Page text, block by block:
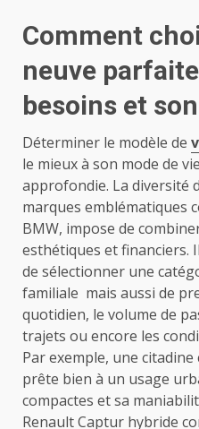
Comment
neuve
besoins et
Déterminer le modèle de
le mieux à son mode de
approfondie. La diversité
marques emblématiques
BMW, impose de
esthétiques et financiers.
de sélectionner une
familiale mais aussi de
quotidien, le volume de
trajets ou encore les
Par exemple, une
prête bien à un usage
compactes et sa
Renault Captur hybride